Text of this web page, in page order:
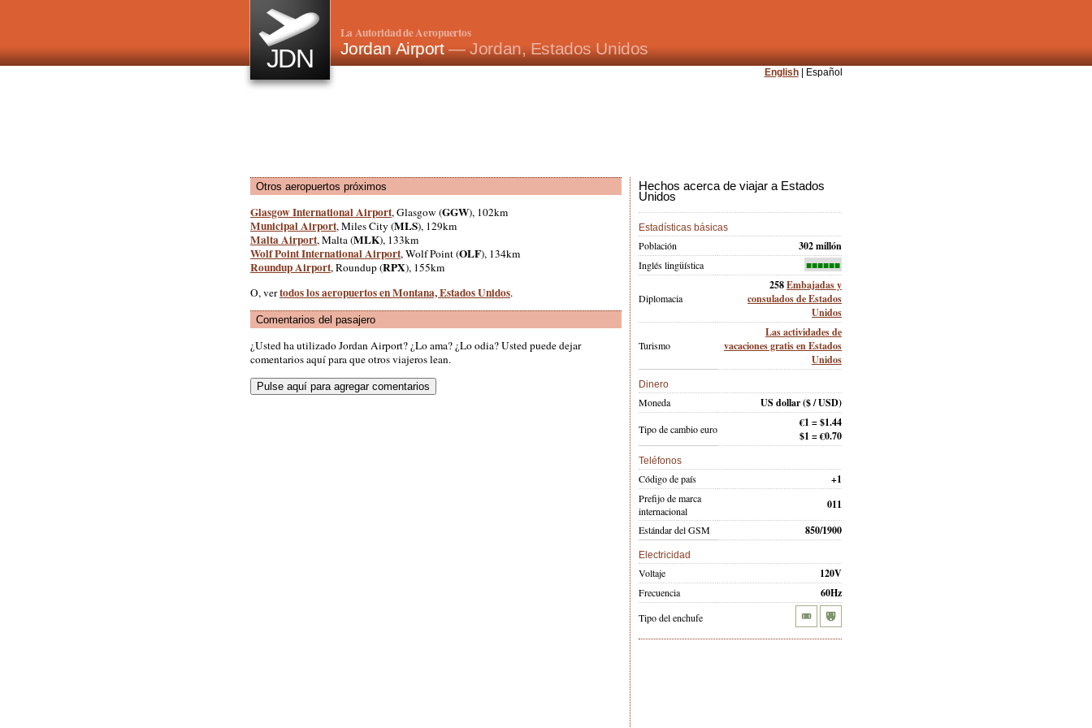
JDN
La Autoridad de Aeropuertos
Jordan Airport— Jordan, Estados Unidos
English| Español
Otros aeropuertos próximos
Glasgow International Airport, Glasgow (GGW), 102km
Municipal Airport, Miles City (MLS), 129km
Malta Airport, Malta (MLK), 133km
Wolf Point International Airport, Wolf Point (OLF), 134km
Roundup Airport, Roundup (RPX), 155km
O, vertodos los aeropuertos en Montana, Estados Unidos.
Comentarios del pasajero
¿Usted ha utilizado Jordan Airport? ¿Lo ama? ¿Lo odia? Usted puede dejar
comentarios aquí para que otros viajeros lean.
Hechos acerca de viajar a Estados
Unidos
Estadísticas básicas
Población 302 millón
Inglés lingüística ■■■■■■
Diplomacia
258Embajadas y
consulados de Estados
Unidos
Turismo
Las actividades de
vacaciones gratis en Estados
Unidos
Dinero
Moneda US dollar($ / USD)
Tipo de cambio euro
€1 = $1.44
$1 = €0.70
Teléfonos
Código de país +1
Prefijo de marca
internacional
011
Estándar del GSM 850/1900
Electricidad
Voltaje 120V
Frecuencia 60Hz
Tipo del enchufe